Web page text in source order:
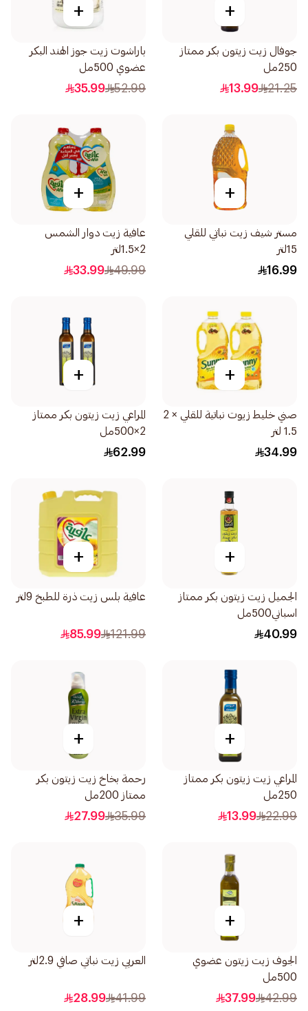
+
جوفال زيت زيتون بكر ممتاز
250مل
21.25
13.99
+
باراشوت زيت جوز الهند البكر
عضوي 500مل
52.99
35.99
+
مستر شيف زيت نباتي للقلي
15لتر
16.99
+
عافية زيت دوار الشمس
2×1.5لتر
49.99
33.99
+
صني خليط زيوت نباتية للقلي × 2
1.5 لتر
34.99
+
المراعي زيت زيتون بكر ممتاز
2×500مل
62.99
+
الجميل زيت زيتون بكر ممتاز
اسباني500مل
40.99
+
عافية بلس زيت ذرة للطبخ 9لتر
121.99
85.99
+
المراعي زيت زيتون بكر ممتاز
250مل
22.99
13.99
+
رحمة بخاخ زيت زيتون بكر
ممتاز 200مل
35.99
27.99
+
الجوف زيت زيتون عضوي
500مل
42.99
37.99
+
العربي زيت نباتي صافي 2.9لتر
41.99
28.99